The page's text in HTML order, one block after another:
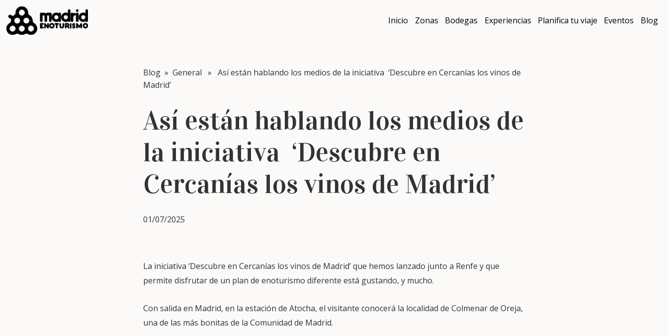
Inicio Zonas Bodegas Experiencias Planifica tu viaje Eventos Blog
Blog » General » Así están hablando los medios de la iniciativa ‘Descubre en Cercanías los vinos de
Madrid’
Así están hablando los medios de
la iniciativa ‘Descubre en
Cercanías los vinos de Madrid’
01/07/2025
La iniciativa ‘Descubre en Cercanías los vinos de Madrid’ que hemos lanzado junto a Renfe y que
permite disfrutar de un plan de enoturismo diferente está gustando, y mucho.
Con salida en Madrid, en la estación de Atocha, el visitante conocerá la localidad de Colmenar de Oreja,
una de las más bonitas de la Comunidad de Madrid.